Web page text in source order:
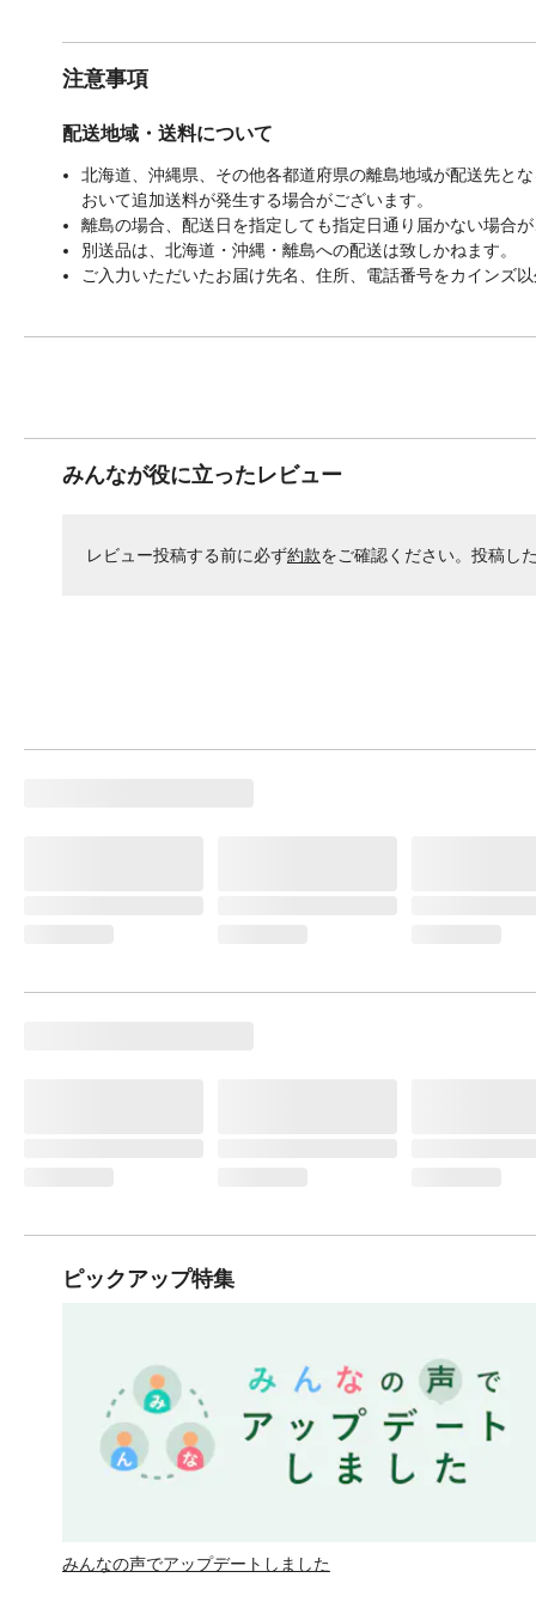
注意事項
配送地域・送料について
北海道、沖縄県、その他各都道府県の離島地域が配送先と
おいて追加送料が発生する場合がございます。
離島の場合、配送日を指定しても指定日通り届かない場合
別送品は、北海道・沖縄・離島への配送は致しかねます。
ご入力いただいたお届け先名、住所、電話番号をカインズ
みんなが役に立ったレビュー
レビュー投稿する前に必ず約款をご確認ください。投稿し
ピックアップ特集
みんなの声でアップデートしました